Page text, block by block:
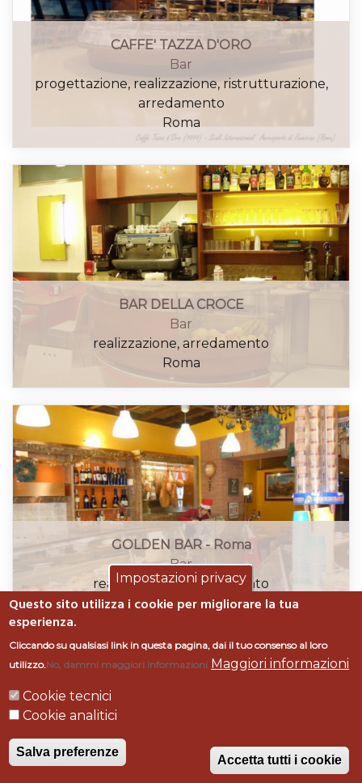
CAFFE' TAZZA D'ORO
Bar
progettazione, realizzazione, ristrutturazione,
arredamento
Roma
BAR DELLA CROCE
Bar
realizzazione, arredamento
Roma
GOLDEN BAR - Roma
Bar
realizzazione, arredamento
Roma
© Bofrigor Arredamenti, Località Badiola, 58043
Castiglione della Pescaia (GR) - P. IVA 00980180533
-Privacy Policy e Cookie Policy
privacy
Logomatica realizzazione siti web
Impostazioni privacy
Questo sito utilizza i cookie per migliorare la tua
esperienza.
Cliccando su qualsiasi link in questa pagina, dai il tuo consenso al loro
utilizzo.No, dammi maggiori informazioni Maggiori informazioni
Cookie tecnici
Cookie analitici
Salva preferenze
Accetta tutti i cookie